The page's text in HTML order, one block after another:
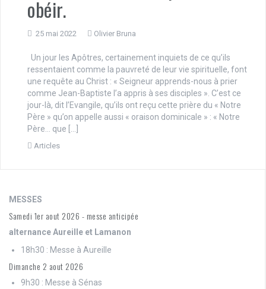
obéir.
25 mai 2022 Olivier Bruna
Un jour les Apôtres, certainement inquiets de ce qu’ils
ressentaient comme la pauvreté de leur vie spirituelle, font
une requête au Christ : « Seigneur apprends-nous à prier
comme Jean-Baptiste l’a appris à ses disciples ». C’est ce
jour-là, dit l’Evangile, qu’ils ont reçu cette prière du « Notre
Père » qu’on appelle aussi « oraison dominicale » : « Notre
Père… que […]
Articles
MESSES
Samedi 1er aout 2026 - messe anticipée
alternance Aureille et Lamanon
18h30 : Messe à Aureille
Dimanche 2 aout 2026
9h30 : Messe à Sénas